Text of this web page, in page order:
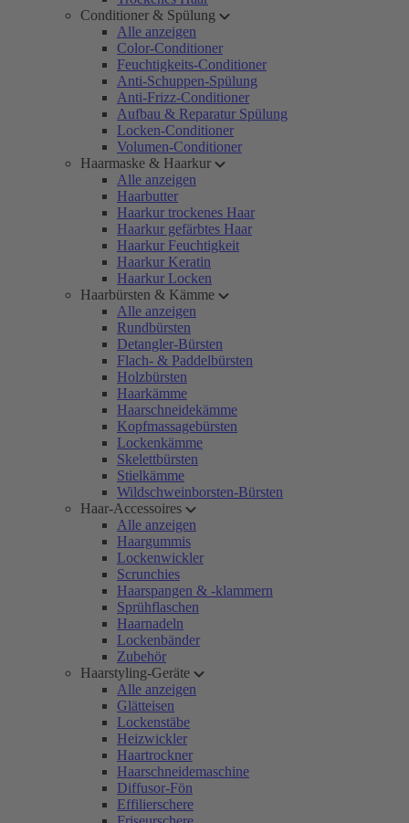
Conditioner & Spülung
Alle anzeigen
Color-Conditioner
Feuchtigkeits-Conditioner
Anti-Schuppen-Spülung
Anti-Frizz-Conditioner
Aufbau & Reparatur Spülung
Locken-Conditioner
Volumen-Conditioner
Haarmaske & Haarkur
Alle anzeigen
Haarbutter
Haarkur trockenes Haar
Haarkur gefärbtes Haar
Haarkur Feuchtigkeit
Haarkur Keratin
Haarkur Locken
Haarbürsten & Kämme
Alle anzeigen
Rundbürsten
Detangler-Bürsten
Flach- & Paddelbürsten
Holzbürsten
Haarkämme
Haarschneidekämme
Kopfmassagebürsten
Lockenkämme
Skelettbürsten
Stielkämme
Wildschweinborsten-Bürsten
Haar-Accessoires
Alle anzeigen
Haargummis
Lockenwickler
Scrunchies
Haarspangen & -klammern
Sprühflaschen
Haarnadeln
Lockenbänder
Zubehör
Haarstyling-Geräte
Alle anzeigen
Glätteisen
Lockenstäbe
Heizwickler
Haartrockner
Haarschneidemaschine
Diffusor-Fön
Effilierschere